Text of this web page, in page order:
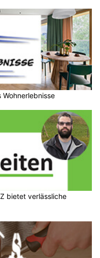
Wohnerlebnisse
bietet verlässliche